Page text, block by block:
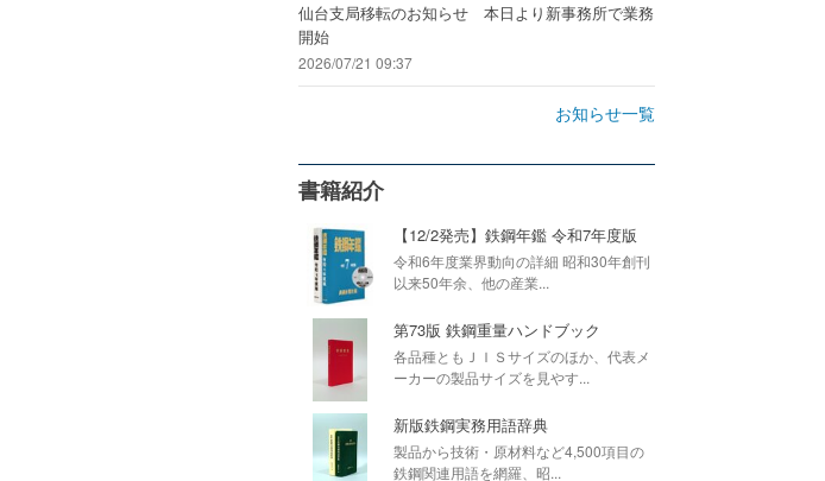
仙台支局移転のお知らせ 本日より新事務所で業務
開始
2026/07/21 09:37
お知らせ一覧
書籍紹介
【12/2発売】鉄鋼年鑑 令和7年度版
令和6年度業界動向の詳細 昭和30年創刊
以来50年余、他の産業...
第73版 鉄鋼重量ハンドブック
各品種ともＪＩＳサイズのほか、代表メ
ーカーの製品サイズを見やす...
新版鉄鋼実務用語辞典
製品から技術・原材料など4,500項目の
鉄鋼関連用語を網羅、昭...